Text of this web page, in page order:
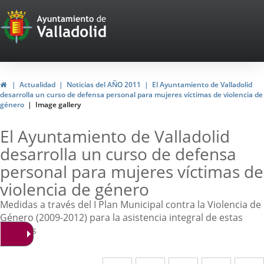
Portal
Web
del
Ayuntamiento
de
Valladolid
HomeActualidad Noticias del AÑO 2011
El Ayuntamiento de Valladolid
desarrolla un curso de defensa personal para mujeres víctimas de violencia de
género
Image gallery
El Ayuntamiento de Valladolid
desarrolla un curso de defensa
personal para mujeres víctimas de
violencia de género
Medidas a través del I Plan Municipal contra la Violencia de
Género (2009-2012) para la asistencia integral de estas
mujeres